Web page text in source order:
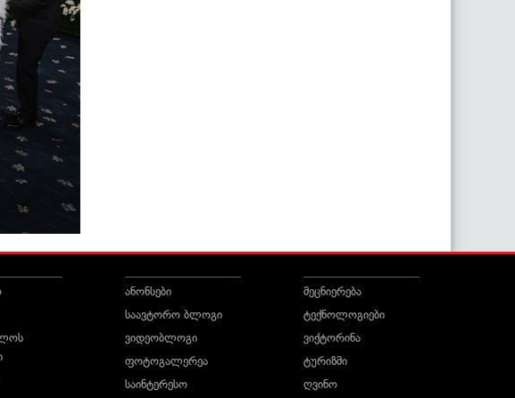
ანონსები
საავტორო ბლოგი
ვიდეობლოგი
ფოტოგალერეა
საინტერესო
მეცნიერება
ტექნოლოგიები
ვიქტორინა
ტურიზმი
ღვინო